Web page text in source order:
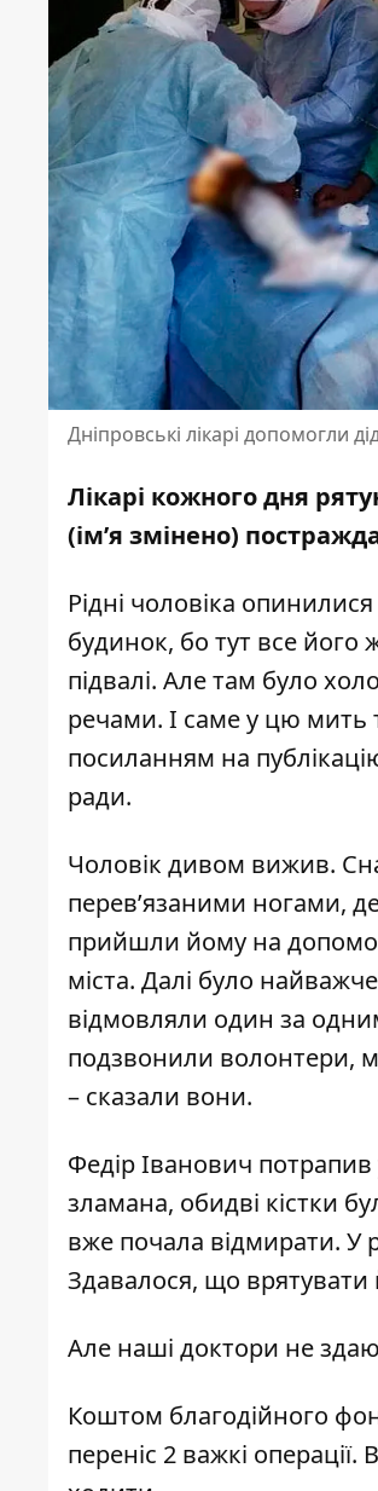
Дніпровські лікарі допомогли
Лікарі кожного дня
(ім’я змінено)
Рідні чоловіка
будинок, бо тут все його
підвалі. Але там було
речами. І саме у цю мить
посиланням на
ради.
Чоловік дивом вижив.
перев’язаними ногами,
прийшли йому на
міста. Далі було
відмовляли один за
подзвонили волонтери,
– сказали вони.
Федір Іванович потрапив
зламана, обидві кістки
вже почала відмирати. У
Здавалося, що
Але наші доктори не
Коштом благодійного
переніс 2 важкі